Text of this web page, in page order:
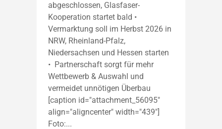
abgeschlossen, Glasfaser-
Kooperation startet bald •
Vermarktung soll im Herbst 2026 in
NRW, Rheinland-Pfalz,
Niedersachsen und Hessen starten
• Partnerschaft sorgt für mehr
Wettbewerb & Auswahl und
vermeidet unnötigen Überbau
[caption id="attachment_56095"
align="aligncenter" width="439"]
Foto:...